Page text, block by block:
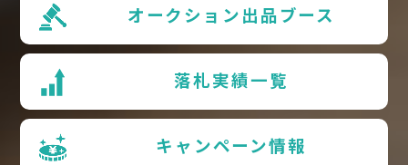
オークション出品ブース
落札実績一覧
キャンペーン情報